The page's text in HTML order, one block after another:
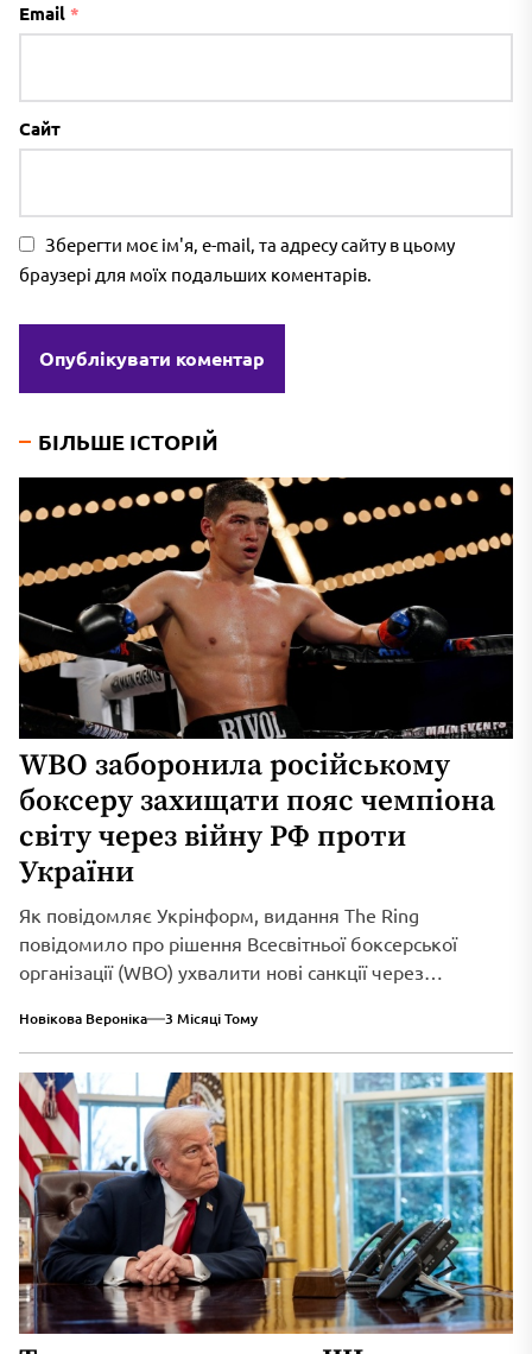
Email *
Сайт
Зберегти моє ім'я, e-mail, та адресу сайту в цьому
браузері для моїх подальших коментарів.
БІЛЬШЕ ІСТОРІЙ
WBO заборонила російському
боксеру захищати пояс чемпіона
світу через війну РФ проти
України
Як повідомляє Укрінформ, видання The Ring
повідомило про рішення Всесвітньої боксерської
організації (WBO) ухвалити нові санкції через
Новікова Вероніка 3 Місяці Тому